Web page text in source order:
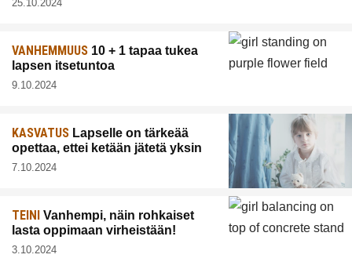
25.10.2024
VANHEMMUUS 10 + 1 tapaa tukea
lapsen itsetuntoa
9.10.2024
KASVATUS Lapselle on tärkeää
opettaa, ettei ketään jätetä yksin
7.10.2024
TEINI Vanhempi, näin rohkaiset
lasta oppimaan virheistään!
3.10.2024